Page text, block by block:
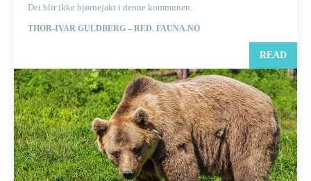
Det blir ikke bjørnejakt i denne kommunen.
THOR-IVAR GULDBERG – RED. FAUNA.NO
READ